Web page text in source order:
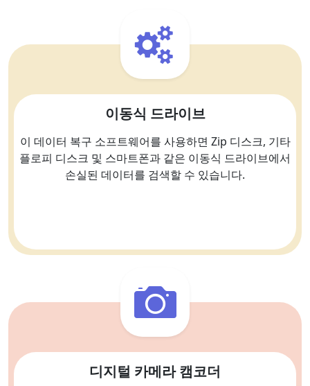
이동식 드라이브
이 데이터 복구 소프트웨어를 사용하면 Zip 디스크, 기타
플로피 디스크 및 스마트폰과 같은 이동식 드라이브에서
손실된 데이터를 검색할 수 있습니다.
디지털 카메라 캠코더